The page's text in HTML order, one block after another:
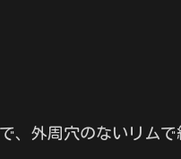
、外周穴のないリムで